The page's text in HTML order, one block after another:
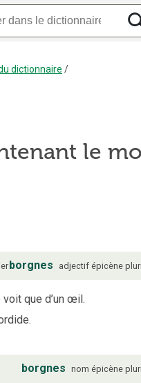
dictionnaire /
le
borgnes adjectif épicène
voit que d’un œil.
borgnes nom épicène